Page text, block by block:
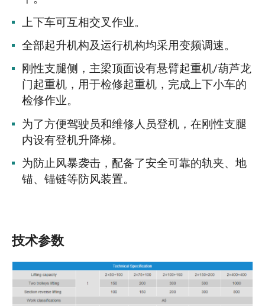
上下车可互相交叉作业。
全部起升机构及运行机构均采用变频调速。
刚性支腿侧，主梁顶面设有悬臂起重机/葫芦龙
门起重机，用于检修起重机，完成上下小车的
检修作业。
为了方便驾驶员和维修人员登机，在刚性支腿
内设有登机升降梯。
为防止风暴袭击，配备了安全可靠的轨夹、地
锚、锚链等防风装置。
技术参数